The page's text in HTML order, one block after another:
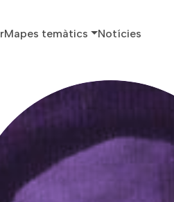
principal
Mapes temàtics Notícies